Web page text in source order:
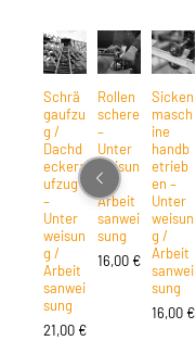
Schrä
gaufzu
g /
Dachd
eckera
ufzug
–
Unter
weisun
g /
Arbeit
sanwei
sung
21,00 €
Rollen
schere
–
Unter
weisun
g /
Arbeit
sanwei
sung
16,00 €
Sicken
masch
ine
handb
etrieb
en –
Unter
weisun
g /
Arbeit
sanwei
sung
16,00 €